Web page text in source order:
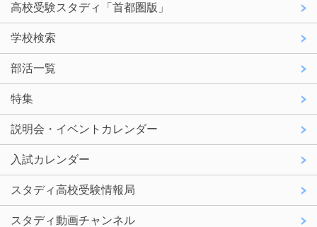
高校受験スタディ「首都圏版」
学校検索
部活一覧
特集
説明会・イベントカレンダー
入試カレンダー
スタディ高校受験情報局
スタディ動画チャンネル